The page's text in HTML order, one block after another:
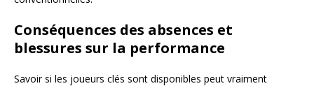
Conséquences des absences et
blessures sur la performance
Savoir si les joueurs clés sont disponibles peut vraiment